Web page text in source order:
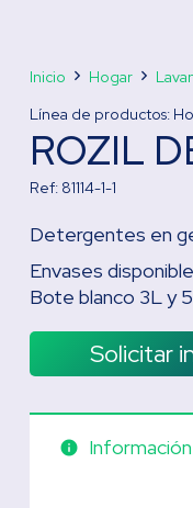
Inicio Hogar
Línea de productos:
ROZIL
Ref: 81114-1-1
Detergentes en
Envases
Bote blanco 3L y
Solicitar
info